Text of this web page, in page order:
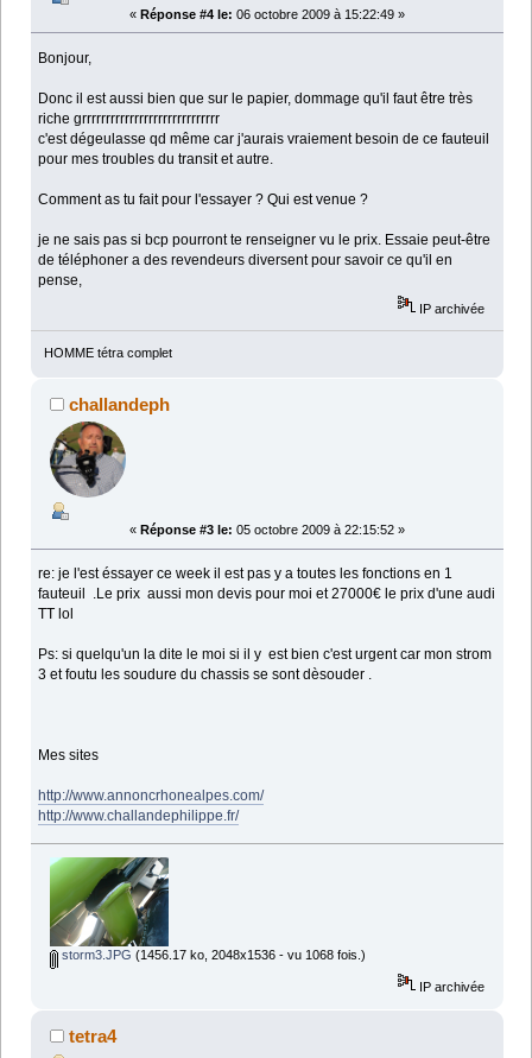
« Réponse #4 le: 06 octobre 2009 à 15:22:49 »
Bonjour,
Donc il est aussi bien que sur le papier, dommage qu'il faut être très
riche grrrrrrrrrrrrrrrrrrrrrrrrrrrrr
c'est dégeulasse qd même car j'aurais vraiement besoin de ce fauteuil
pour mes troubles du transit et autre.
Comment as tu fait pour l'essayer ? Qui est venue ?
je ne sais pas si bcp pourront te renseigner vu le prix. Essaie peut-être
de téléphoner a des revendeurs diversent pour savoir ce qu'il en
pense,
IP archivée
HOMME tétra complet
challandeph
« Réponse #3 le: 05 octobre 2009 à 22:15:52 »
re: je l'est éssayer ce week il est pas y a toutes les fonctions en 1
fauteuil .Le prix aussi mon devis pour moi et 27000€ le prix d'une audi
TT lol
Ps: si quelqu'un la dite le moi si il y est bien c'est urgent car mon strom
3 et foutu les soudure du chassis se sont dèsouder .
Mes sites
http://www.annoncrhonealpes.com/
http://www.challandephilippe.fr/
storm3.JPG (1456.17 ko, 2048x1536 - vu 1068 fois.)
IP archivée
tetra4